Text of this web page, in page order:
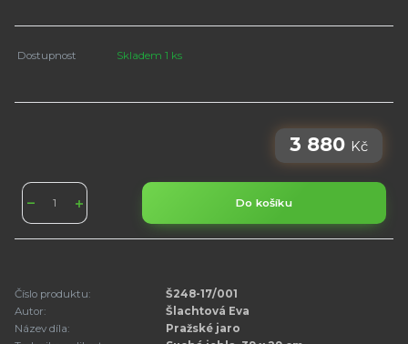
Dostupnost Skladem 1 ks
3 880 Kč
Do košíku
Číslo produktu:
Š248-17/001
Autor:
Šlachtová Eva
Název díla:
Pražské jaro